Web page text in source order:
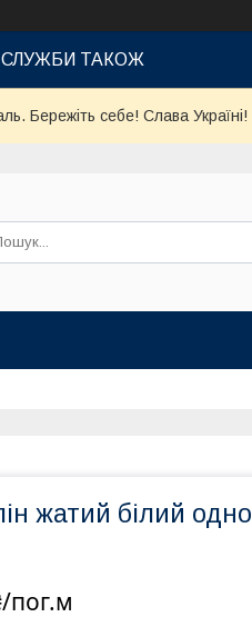
ТАКОЖ
Бережіть себе! Слава Україні!
жатий білий
пог.м